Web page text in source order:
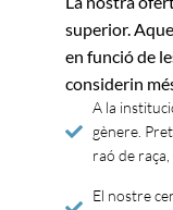
superior.
en funció de
considerin
A la
gènere.
raó de
El nostre